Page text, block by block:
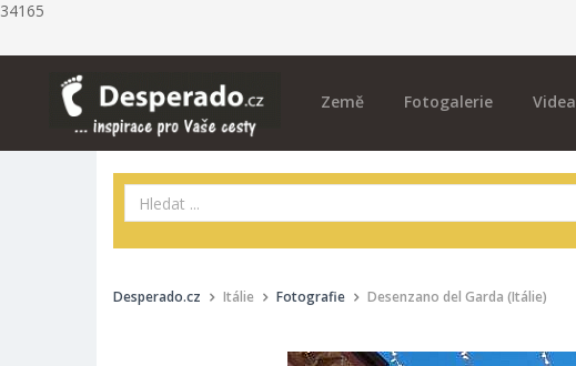
34165
Země Fotogalerie Videa
Desperado.cz Itálie Fotografie Desenzano del Garda (Itálie)